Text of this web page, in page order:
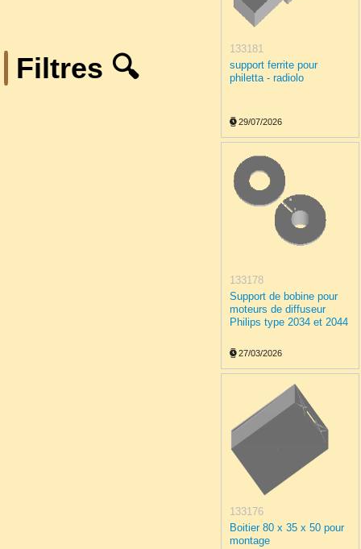
Filtres 🔍
133181
support ferrite pour
philetta - radiolo
29/07/2026
133178
Support de bobine pour
moteurs de diffuseur
Philips type 2034 et 2044
27/03/2026
133176
Boitier 80 x 35 x 50 pour
montage